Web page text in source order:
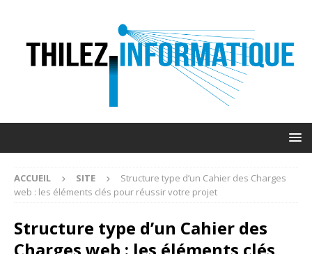
ACCUEIL SITE
Structure type d’un Cahier des Charges
web : les éléments clés pour réussir votre projet
Structure type d’un Cahier des